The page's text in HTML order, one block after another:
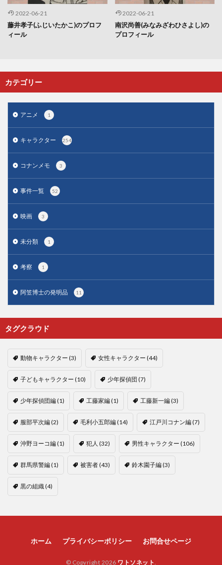
2022-06-21
藤井孝子(ふじいたかこ)のプロフ
ィール
2022-06-21
南沢尚善(みなみざわひさよし)の
プロフィール
カテゴリー
アニメ 1
キャラクター 254
コナンメモ 3
事件一覧 52
映画 3
未分類 1
考察 1
阿笠博士の発明品 11
タグクラウド
動物キャラクター (3) 女性キャラクター (44)
子どもキャラクター (10) 少年探偵団 (7)
少年探偵団編(1) 工藤家編(1) 工藤新一編(3)
服部平次編(2) 毛利小五郎編(14) 江戸川コナン編(7)
沖野ヨーコ編(1) 犯人 (32) 男性キャラクター (106)
群馬県警編(1) 被害者(43) 鈴木園子編(3)
黒の組織(4)
ホーム プライバシーポリシー お問合せページ
© Copyright 2026 ワトソネット.